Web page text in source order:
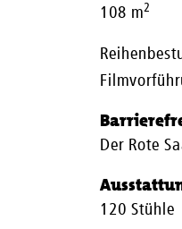
108 m2
Der Rote
120 Stühle